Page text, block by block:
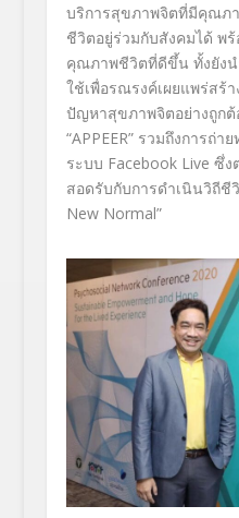
บริการสุขภาพจิตที่มีคุณภ
ชีวิตอยู่ร่วมกับสังคมได้ พ
คุณภาพชีวิตที่ดีขึ้น ทั้งยัง
ใช้เพื่อรณรงค์เผยแพร่สร้
ปัญหาสุขภาพจิตอย่างถูกต้
“APPEER”รวมถึงการถ่า
ระบบ Facebook Live ซึ่ง
สอดรับกับการดำเนินวิถี
New Normal”